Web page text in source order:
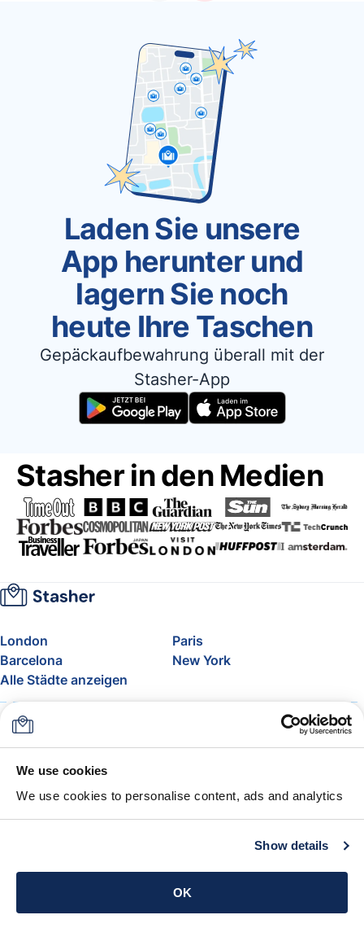
We use cookies
We use cookies to personalise content, ads and analytics
Show details
OK
Laden Sie unsere
App herunter und
lagern Sie noch
heute Ihre Taschen
Gepäckaufbewahrung überall mit der
Stasher-App
Stasher in den Medien
London
Paris
Barcelona
New York
Alle Städte anzeigen
Über uns
FAQ
Support
Blog
Freigepäck bei Airlines
Die Stasher-Garantie
AGB
App holen